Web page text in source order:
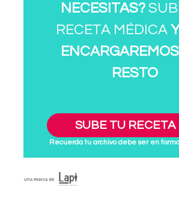
NECESITAS?
RECETA MÉDICA
RESTO
SUBE TU RECETA
Recuerda tu archivo debe ser en